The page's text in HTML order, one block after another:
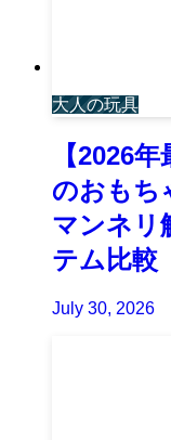
大人の玩具
【2026
のおもち
マンネリ
テム比較
July 30, 2026